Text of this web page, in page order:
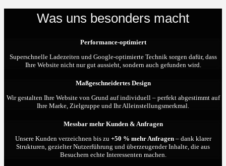
Was uns besonders macht
Performance-optimiert
Superschnelle Ladezeiten und Google-optimierte Technik sorgen dafür, dass
Ihre Website nicht nur gut aussieht, sondern auch gefunden wird.
Maßgeschneidertes Design
Wir gestalten Ihre Website von Grund auf individuell – perfekt abgestimmt auf
Ihre Marke, Zielgruppe und Ihr Alleinstellungsmerkmal.
Messbar mehr Kunden & Anfragen
Unsere Kunden verzeichnen bis zu +50 % mehr Anfragen– dank klarer
Strukturen, gezielter Nutzerführung und überzeugender Inhalte, die aus
Besuchern echte Interessenten machen.